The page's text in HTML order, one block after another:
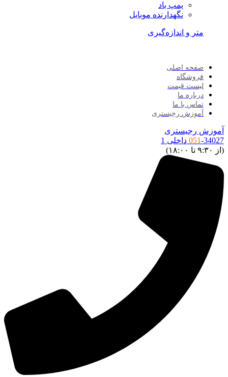
پمپ باد
نگهدارنده موبایل
متر و اندازه‌گیری
صفحه اصلی
فروشگاه
لیست قیمت
درباره ما
تماس با ما
آموزش رجیستری
آموزش رجیستری
051-34027 داخلی 1
(از ۹:۳۰ تا ۱۸:۰۰)